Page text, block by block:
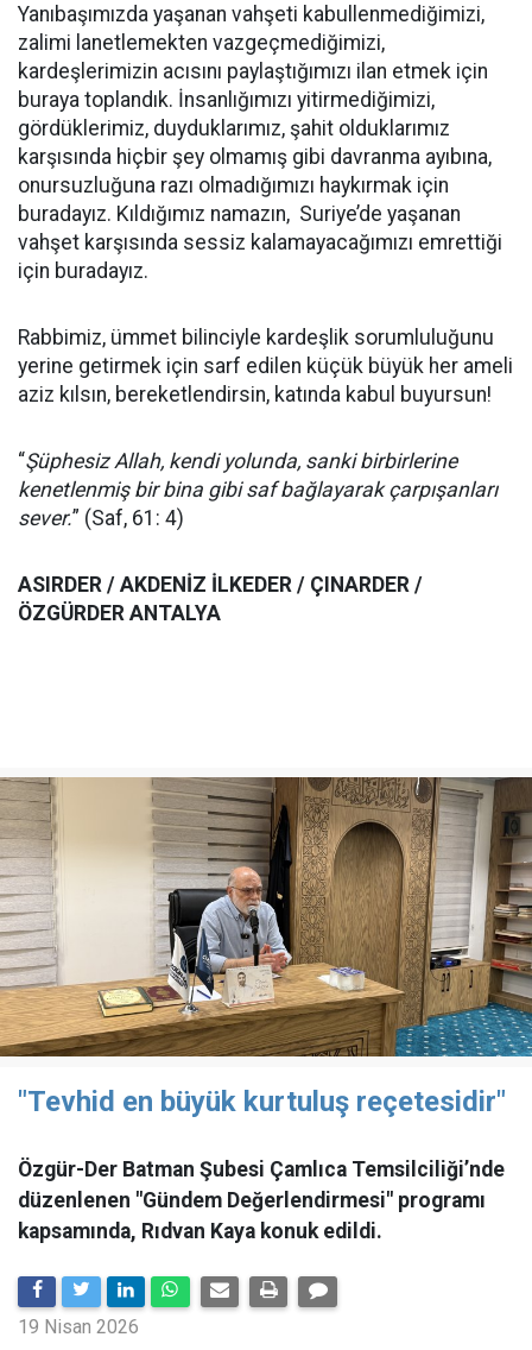
Yanıbaşımızda yaşanan vahşeti kabullenmediğimizi,
zalimi lanetlemekten vazgeçmediğimizi,
kardeşlerimizin acısını paylaştığımızı ilan etmek için
buraya toplandık. İnsanlığımızı yitirmediğimizi,
gördüklerimiz, duyduklarımız, şahit olduklarımız
karşısında hiçbir şey olmamış gibi davranma ayıbına,
onursuzluğuna razı olmadığımızı haykırmak için
buradayız. Kıldığımız namazın, Suriye’de yaşanan
vahşet karşısında sessiz kalamayacağımızı emrettiği
için buradayız.
Rabbimiz, ümmet bilinciyle kardeşlik sorumluluğunu
yerine getirmek için sarf edilen küçük büyük her ameli
aziz kılsın, bereketlendirsin, katında kabul buyursun!
“Şüphesiz Allah, kendi yolunda, sanki birbirlerine
kenetlenmiş bir bina gibi saf bağlayarak çarpışanları
sever.” (Saf, 61: 4)
ASIRDER / AKDENİZ İLKEDER / ÇINARDER /
ÖZGÜRDER ANTALYA
"Tevhid en büyük kurtuluş reçetesidir"
Özgür-Der Batman Şubesi Çamlıca Temsilciliği’nde
düzenlenen "Gündem Değerlendirmesi" programı
kapsamında, Rıdvan Kaya konuk edildi.
19 Nisan 2026